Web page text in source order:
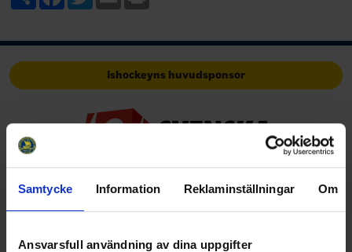
Samtycke Information Reklaminställningar Om
Ansvarsfull användning av dina uppgifter
Ishockeyns huvudsponsor